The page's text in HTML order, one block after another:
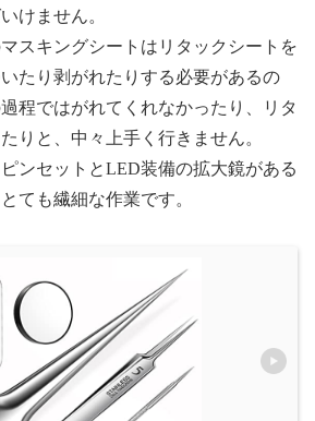
けません。
スキングシートはリタックシートを
たり剥がれたりする必要があるの
程ではがれてくれなかったり、リタ
りと、中々上手く行きません。
ンセットとLED装備の拡大鏡がある
ても繊細な作業です。